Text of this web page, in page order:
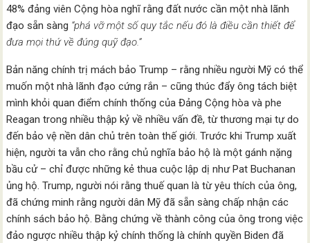
48% đảng viên Cộng hòa nghĩ rằng đất nước cần một nhà lãnh
đạo sẵn sàng “phá vỡ một số quy tắc nếu đó là điều cần thiết để
đưa mọi thứ về đúng quỹ đạo.”
Bản năng chính trị mách bảo Trump – rằng nhiều người Mỹ có thể
muốn một nhà lãnh đạo cứng rắn – cũng thúc đẩy ông tách biệt
mình khỏi quan điểm chính thống của Đảng Cộng hòa và phe
Reagan trong nhiều thập kỷ về nhiều vấn đề, từ thương mại tự do
đến bảo vệ nền dân chủ trên toàn thế giới. Trước khi Trump xuất
hiện, người ta vẫn cho rằng chủ nghĩa bảo hộ là một gánh nặng
bầu cử – chỉ được những kẻ thua cuộc lập dị như Pat Buchanan
ủng hộ. Trump, người nói rằng thuế quan là từ yêu thích của ông,
đã chứng minh rằng người dân Mỹ đã sẵn sàng chấp nhận các
chính sách bảo hộ. Bằng chứng về thành công của ông trong việc
đảo ngược nhiều thập kỷ chính thống là chính quyền Biden đã